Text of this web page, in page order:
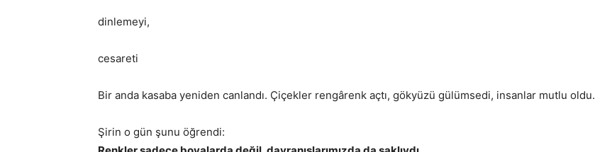
dinlemeyi,
cesareti
Bir anda kasaba yeniden canlandı. Çiçekler rengârenk açtı, gökyüzü gülümsedi, insanlar mutlu oldu.
Şirin o gün şunu öğrendi: